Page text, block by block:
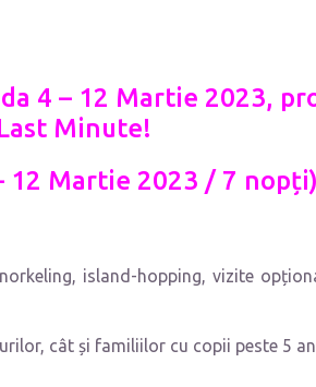
4 – 12 Martie 2023,
Minute!
12 Martie 2023 / 7 nopți)
island-hopping, vizite
cât și familiilor cu copii peste 5